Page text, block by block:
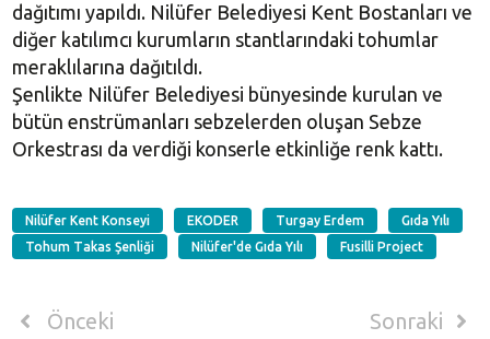
dağıtımı yapıldı. Nilüfer Belediyesi Kent Bostanları ve
diğer katılımcı kurumların stantlarındaki tohumlar
meraklılarına dağıtıldı.
Şenlikte Nilüfer Belediyesi bünyesinde kurulan ve
bütün enstrümanları sebzelerden oluşan Sebze
Orkestrası da verdiği konserle etkinliğe renk kattı.
Nilüfer Kent Konseyi EKODER Turgay Erdem
Gıda Yılı
Tohum Takas Şenliği
Nilüfer'de Gıda Yılı Fusilli Project
Önceki Sonraki